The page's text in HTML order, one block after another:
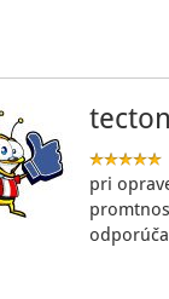
tecton
pri